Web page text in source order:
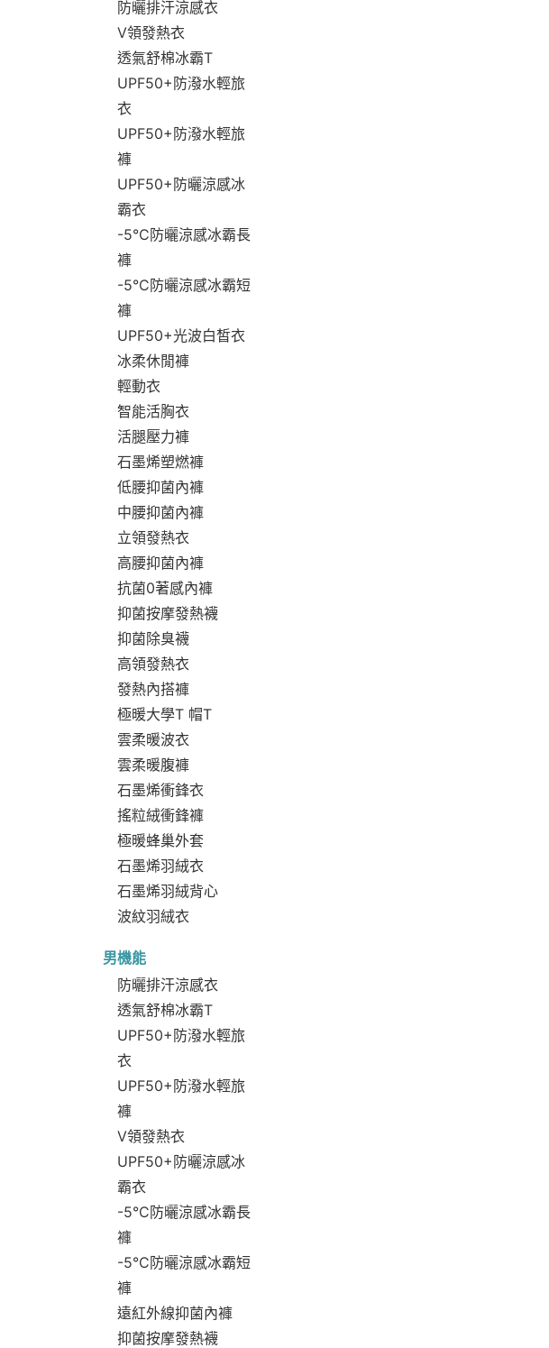
防曬排汗涼感衣
V領發熱衣
透氣舒棉冰霸T
UPF50+防潑水輕旅
衣
UPF50+防潑水輕旅
褲
UPF50+防曬涼感冰
霸衣
-5°C防曬涼感冰霸長
褲
-5°C防曬涼感冰霸短
褲
UPF50+光波白皙衣
冰柔休閒褲
輕動衣
智能活胸衣
活腿壓力褲
石墨烯塑燃褲
低腰抑菌內褲
中腰抑菌內褲
立領發熱衣
高腰抑菌內褲
抗菌0著感內褲
抑菌按摩發熱襪
抑菌除臭襪
高領發熱衣
發熱內搭褲
極暖大學T 帽T
雲柔暖波衣
雲柔暖腹褲
石墨烯衝鋒衣
搖粒絨衝鋒褲
極暖蜂巢外套
石墨烯羽絨衣
石墨烯羽絨背心
波紋羽絨衣
男機能
防曬排汗涼感衣
透氣舒棉冰霸T
UPF50+防潑水輕旅
衣
UPF50+防潑水輕旅
褲
V領發熱衣
UPF50+防曬涼感冰
霸衣
-5°C防曬涼感冰霸長
褲
-5°C防曬涼感冰霸短
褲
遠紅外線抑菌內褲
抑菌按摩發熱襪